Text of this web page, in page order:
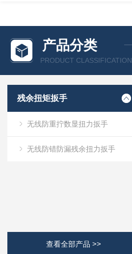
产品分类
PRODUCT CLASSIFICATION
残余扭矩扳手
无线防重拧数显扭力扳手
无线防错防漏残余扭力扳手
查看全部产品 >>